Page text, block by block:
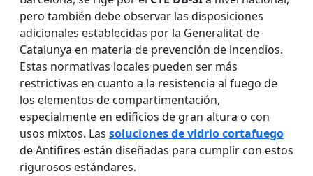
pero también debe observar las disposiciones
adicionales establecidas por la Generalitat de
Catalunya en materia de prevención de incendios.
Estas normativas locales pueden ser más
restrictivas en cuanto a la resistencia al fuego de
los elementos de compartimentación,
especialmente en edificios de gran altura o con
usos mixtos. Las soluciones de vidrio cortafuego
de Antifires están diseñadas para cumplir con estos
rigurosos estándares.